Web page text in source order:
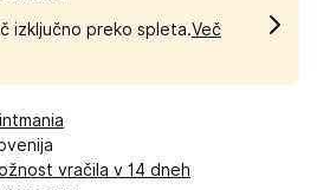
izključno preko spleta.Več
vračila v 14 dneh